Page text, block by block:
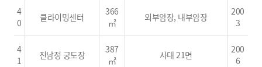
4
0
클라이밍센터
366
㎡
외부암장, 내부암장
200
3
4
1
진남정 궁도장
387
㎡
사대 21면
200
6